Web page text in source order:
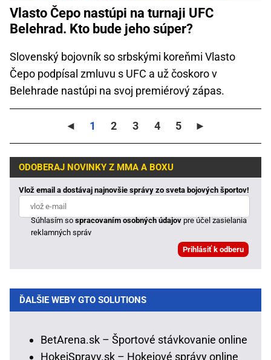
Vlasto Čepo nastúpi na turnaji UFC
Belehrad. Kto bude jeho súper?
Slovenský bojovník so srbskými koreňmi Vlasto
Čepo podpísal zmluvu s UFC a už čoskoro v
Belehrade nastúpi na svoj premiérový zápas.
◄ 1 2 3 4 5 ►
ODOBERAJ NOVINKY Z MMA A BOXU
Vlož email a dostávaj najnovšie správy zo sveta bojových športov!
Súhlasím sospracovaním osobných údajovpre účel zasielania
reklamných správ
ĎALŠIE WEBY GTO SOLUTIONS
BetArena.sk – Športové stávkovanie online
HokejSpravy.sk – Hokejové správy online